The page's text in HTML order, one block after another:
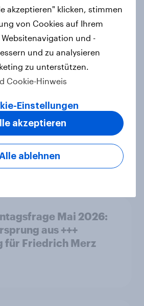
zum Nein zur
–
ohne klare
an Notwendigkeit
steigen
Offenheit für „grüne
Mai 2026:
aus +++
für Friedrich Merz
akzeptieren" klicken, stimmen
von Cookies auf Ihrem
und -
und zu analysieren
zu unterstützen.
Cookie-Hinweis
Einstellungen
Alle ablehnen
akzeptieren